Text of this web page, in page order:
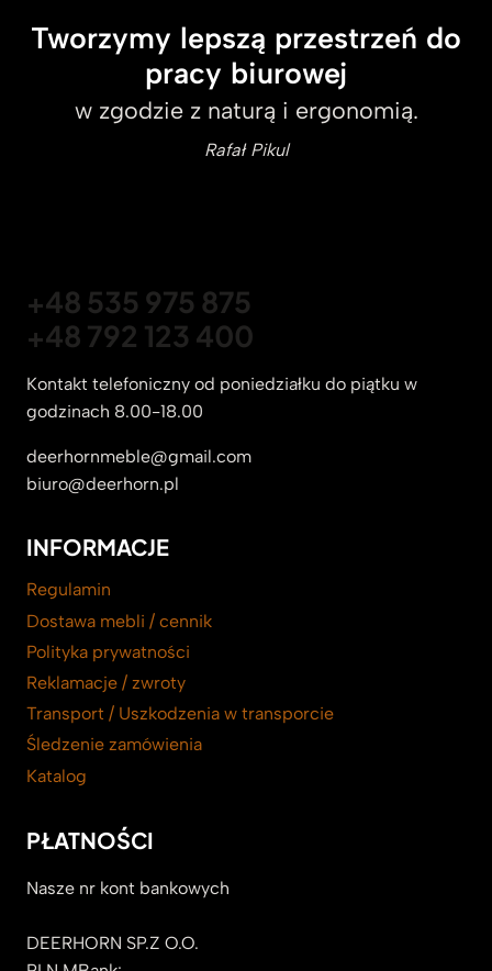
Tworzymy lepszą przestrzeń do
pracy biurowej
w zgodzie z naturą i ergonomią.
Rafał Pikul
+48 535 975 875
+48 792 123 400
Kontakt telefoniczny od poniedziałku do piątku w
godzinach 8.00-18.00
deerhornmeble@gmail.com
biuro@deerhorn.pl
INFORMACJE
Regulamin
Dostawa mebli / cennik
Polityka prywatności
Reklamacje / zwroty
Transport / Uszkodzenia w transporcie
Śledzenie zamówienia
Katalog
PŁATNOŚCI
Nasze nr kont bankowych
DEERHORN SP.Z O.O.